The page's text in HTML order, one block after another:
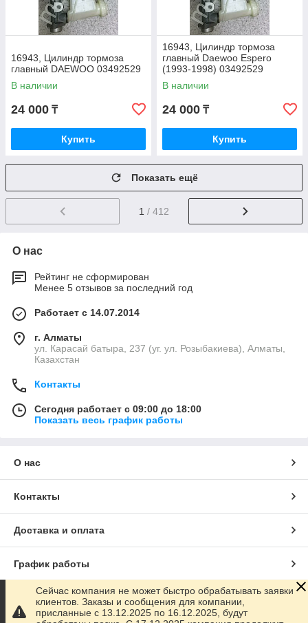
16943, Цилиндр тормоза
главный DAEWOO 03492529
В наличии
24 000 ₸
Купить
16943, Цилиндр тормоза
главный Daewoo Espero
(1993-1998) 03492529
В наличии
24 000 ₸
Купить
Показать ещё
1 / 412
О нас
Рейтинг не сформирован
Менее 5 отзывов за последний год
Работает с 14.07.2014
г. Алматы
ул. Карасай батыра, 237 (уг. ул. Розыбакиева), Алматы,
Казахстан
Контакты
Сегодня работает с 09:00 до 18:00
Показать весь график работы
О нас
Контакты
Доставка и оплата
График работы
Полная версия сайта
Сейчас компания не может быстро обрабатывать заявки
клиентов. Заказы и сообщения для компании,
присланные с 13.12.2025 по 16.12.2025, будут